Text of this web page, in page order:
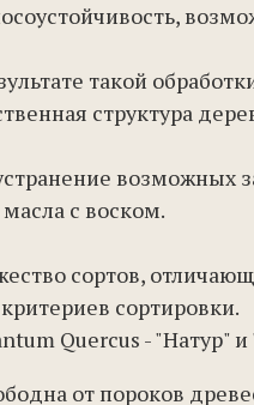
такой
структура
возможных
с воском.
сортов,
сортировки.
Quercus - "Натур" и
от пороков